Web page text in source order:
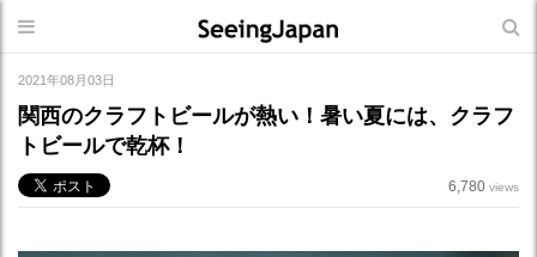
2021年08月03日
関西のクラフトビールが熱い！暑い夏には、クラフ
トビールで乾杯！
6,780 views